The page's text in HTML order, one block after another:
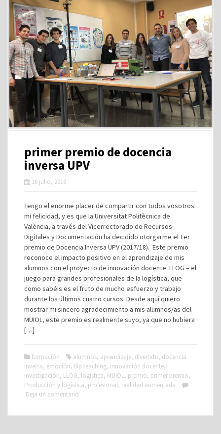
primer premio de docencia
inversa UPV
16 julio, 2018
Tengo el enorme placer de compartir con todos vosotros
mi felicidad, y es que la Universitat Politècnica de
València, a través del Vicerrectorado de Recursos
Digitales y Documentación ha decidido otorgarme el 1er
premio de Docencia Inversa UPV (2017/18). Este premio
reconoce el impacto positivo en el aprendizaje de mis
alumnos con el proyecto de innovación docente: LLOG – el
juego para grandes profesionales de la logística, que
como sabéis es el fruto de mucho esfuerzo y trabajo
durante los últimos cuatro cursos. Desde aquí quiero
mostrar mi sincero agradecimiento a mis alumnos/as del
MUIOL, este premio es realmente suyo, ya que no hubiera
[…]
formación alumnos, aprendizaje, divertido, docencia
inversa, emoción, flip teaching, innovación docente,
investigación, LLOG, logística, MUIOL, premio, primer premio,
Producción y logística, profesional, realidad aumentada
Deja un comentario